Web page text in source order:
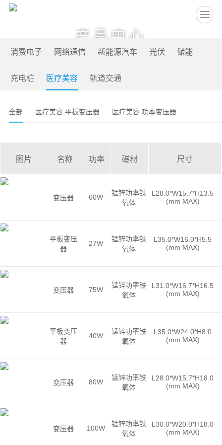
产品中心
消费电子 网络通信 新能源汽车 光伏 储能
充电桩 医疗美容 轨道交通
全部 医疗美容 平板变压器 医疗美容 功率变压器
图片 名称 功率 磁材 尺寸
变压器 60W
锰锌功率铁
氧体
L28.0*W15.7*H13.5
(mm MAX)
平板变压
器
27W
锰锌功率铁
氧体
L35.0*W16.0*H5.5
(mm MAX)
变压器 75W
锰锌功率铁
氧体
L31.0*W16.7*H16.5
(mm MAX)
平板变压
器
40W
锰锌功率铁
氧体
L35.0*W24.0*H8.0
(mm MAX)
变压器 80W
锰锌功率铁
氧体
L28.0*W15.7*H18.0
(mm MAX)
变压器 100W
锰锌功率铁
氧体
L30.0*W20.0*H18.0
(mm MAX)